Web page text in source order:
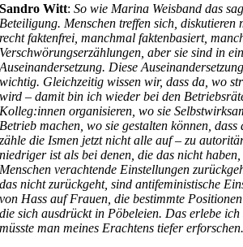
Sandro Witt:So wie Marina Weisband das
Beteiligung. Menschen treffen sich, diskutieren
recht faktenfrei, manchmal faktenbasiert,
Verschwörungserzählungen, aber sie sind in
Auseinandersetzung. Diese
wichtig. Gleichzeitig wissen wir, dass da, wo
wird – damit bin ich wieder bei den
Kolleg:innen organisieren, wo sie
Betrieb machen, wo sie gestalten können,
zähle die Ismen jetzt nicht alle auf – zu
niedriger ist als bei denen, die das nicht
Menschen verachtende Einstellungen
das nicht zurückgeht, sind antifeministische
von Hass auf Frauen, die bestimmte
die sich ausdrückt in Pöbeleien. Das erlebe ich
müsste man meines Erachtens tiefer erforschen.